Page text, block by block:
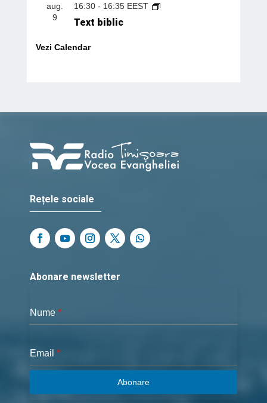
aug.
9
16:30- 16:35 EEST
Text biblic
Vezi Calendar
Rețele sociale
Abonare newsletter
Nume *
Email *
Abonare